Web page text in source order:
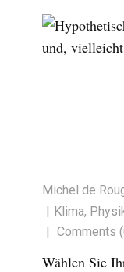
Michel de
Klima,
Comments
Wählen Sie